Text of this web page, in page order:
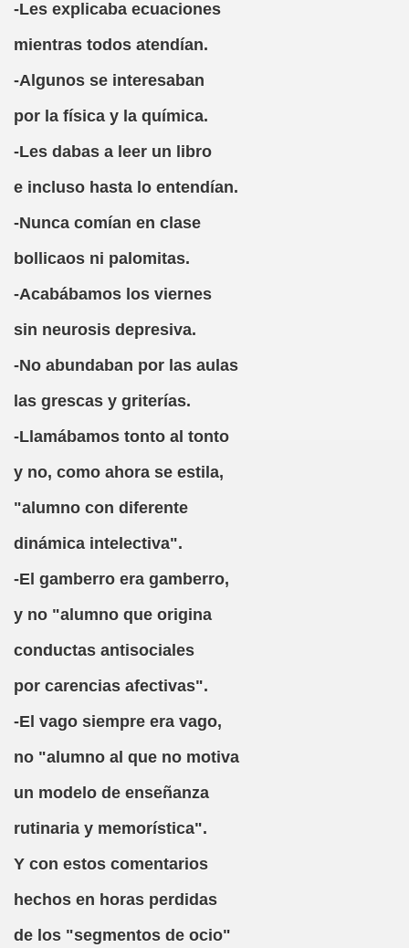
-Les explicaba ecuaciones
mientras todos atendían.
-Algunos se interesaban
por la física y la química.
-Les dabas a leer un libro
e incluso hasta lo entendían.
-Nunca comían en clase
bollicaos ni palomitas.
-Acabábamos los viernes
sin neurosis depresiva.
-No abundaban por las aulas
las grescas y griterías.
-Llamábamos tonto al tonto
y no, como ahora se estila,
"alumno con diferente
dinámica intelectiva".
-El gamberro era gamberro,
y no "alumno que origina
conductas antisociales
por carencias afectivas".
-El vago siempre era vago,
no "alumno al que no motiva
un modelo de enseñanza
rutinaria y memorística".
Y con estos comentarios
hechos en horas perdidas
de los "segmentos de ocio"
Pose)
(Jorge Llopis)
Pose)
Samaniego)
Caricatura (Jorge Llopis)
(José Ignacio de Arana)